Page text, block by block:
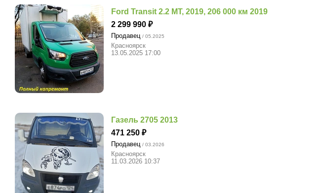
Ford Transit 2.2 MT, 2019, 206 000 км 2019
2 299 990
Продавец / 05.2025
Красноярск
13.05.2025 17:00
Газель 2705 2013
471 250
Продавец / 03.2026
Красноярск
11.03.2026 10:37